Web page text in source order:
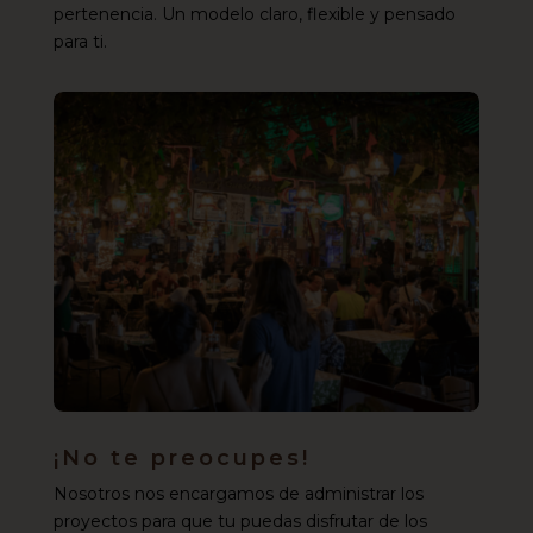
pertenencia. Un modelo claro, flexible y pensado
para ti.
¡No te preocupes!
Nosotros nos encargamos de administrar los
proyectos para que tu puedas disfrutar de los